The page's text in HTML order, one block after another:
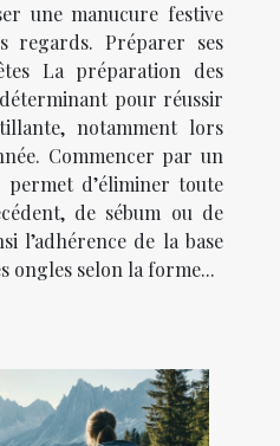
une manucure festive
regards. Préparer ses
La préparation des
pour réussir
notamment lors
Commencer par un
permet d’éliminer toute
de sébum ou de
l’adhérence de la base
ongles selon la forme...